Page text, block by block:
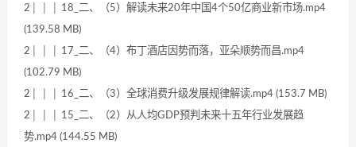
2│ │ │ 18_二、（5）解读未来20年中国4个50亿商业新市场.mp4
(139.58 MB)
2│ │ │ 17_二、（4）布丁酒店因势而落，亚朵顺势而昌.mp4
(102.79 MB)
2│ │ │ 16_二、（3）全球消费升级发展规律解读.mp4 (153.7 MB)
2│ │ │ 15_二、（2）从人均GDP预判未来十五年行业发展趋
势.mp4 (144.55 MB)